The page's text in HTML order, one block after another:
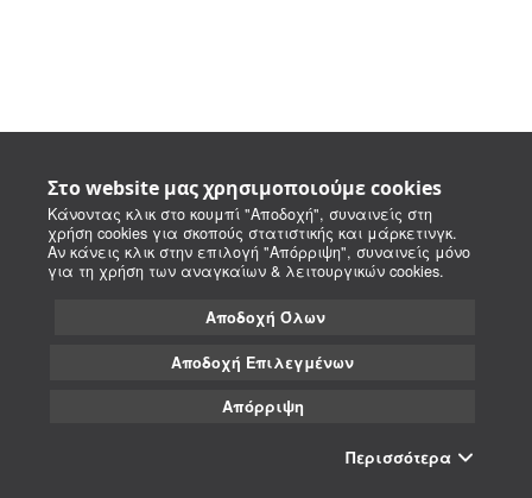
Στο website μας χρησιμοποιούμε cookies
Κάνοντας κλικ στο κουμπί "Αποδοχή", συναινείς στη
χρήση cookies για σκοπούς στατιστικής και μάρκετινγκ.
Αν κάνεις κλικ στην επιλογή "Απόρριψη", συναινείς μόνο
για τη χρήση των αναγκαίων & λειτουργικών cookies.
Αποδοχή Όλων
Αποδοχή Επιλεγμένων
Απόρριψη
Περισσότερα